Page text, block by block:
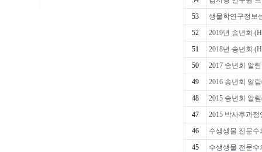
53
생물학연구정보
52
2019년 송년회
51
2018년 송년회
50
2017 송년회 알
49
2016 송년회 알
48
2015 송년회 알
47
2015 박사후과
46
수생생물 전문수
45
수생생물 전문수